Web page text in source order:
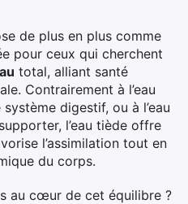
de plus en plus comme
pour ceux qui cherchent
total, alliant santé
Contrairement à l’eau
digestif, ou à l’eau
l’eau tiède offre
l’assimilation tout en
du corps.
au cœur de cet équilibre ?